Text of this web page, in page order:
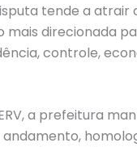
tende a atrair
mais direcionada
controle,
a prefeitura